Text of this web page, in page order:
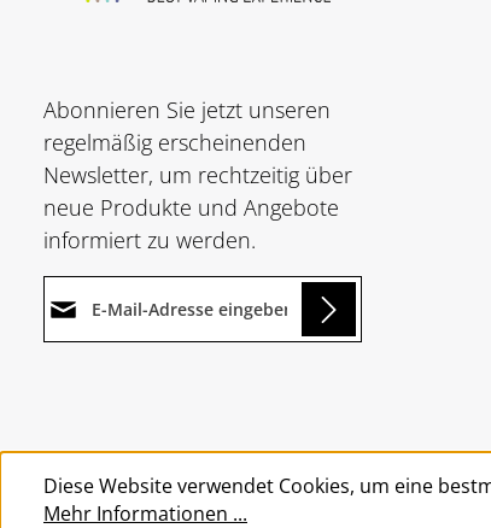
Abonnieren Sie jetzt unseren
regelmäßig erscheinenden
Newsletter, um rechtzeitig über
neue Produkte und Angebote
informiert zu werden.
zur Kenntnis genommen und
dieAGBgelesen und bin mit
die oben abgebildeten Zeichen
ein*
Pflichtfelder.
Diese Website verwendet Cookies, um eine
Mehr Informationen ...